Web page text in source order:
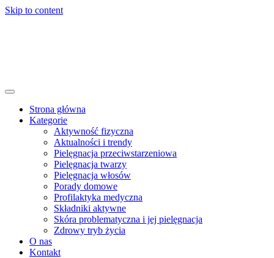
Skip to content
Strona główna
Kategorie
Aktywność fizyczna
Aktualności i trendy
Pielęgnacja przeciwstarzeniowa
Pielęgnacja twarzy
Pielęgnacja włosów
Porady domowe
Profilaktyka medyczna
Składniki aktywne
Skóra problematyczna i jej pielęgnacja
Zdrowy tryb życia
O nas
Kontakt